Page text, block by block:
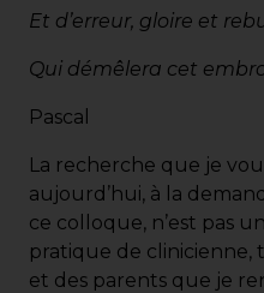
Et d’erreur, gloire et
Qui démêlera cet
Pascal
La recherche que je
aujourd’hui, à la
ce colloque, n’est pas
pratique de clinicienne,
et des parents que je